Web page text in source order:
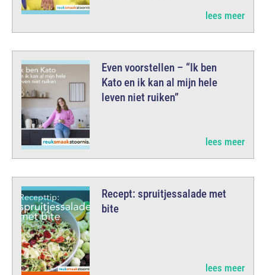
lees meer
Even voorstellen – “Ik ben
Kato en ik kan al mijn hele
leven niet ruiken”
lees meer
Recept: spruitjessalade met
bite
lees meer